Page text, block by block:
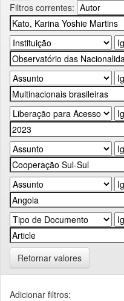
Filtros correntes:
Retornar valores
Adicionar filtros: